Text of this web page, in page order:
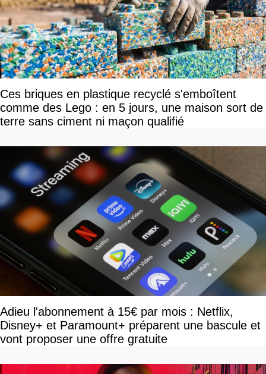
Ces briques en plastique recyclé s'emboîtent
comme des Lego : en 5 jours, une maison sort de
terre sans ciment ni maçon qualifié
Adieu l'abonnement à 15€ par mois : Netflix,
Disney+ et Paramount+ préparent une bascule et
vont proposer une offre gratuite